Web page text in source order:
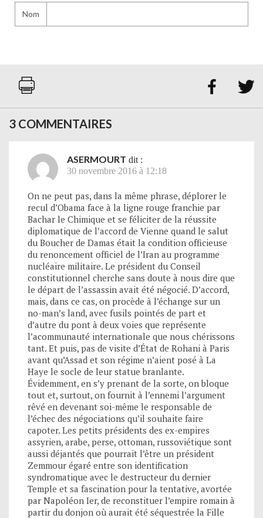
Nom
 
3 COMMENTAIRES
ASERMOURT dit :
30 novembre 2016 à 12:18
On ne peut pas, dans la même phrase, déplorer le
recul d’Obama face à la ligne rouge franchie par
Bachar le Chimique et se féliciter de la réussite
diplomatique de l’accord de Vienne quand le salut
du Boucher de Damas était la condition officieuse
du renoncement officiel de l’Iran au programme
nucléaire militaire. Le président du Conseil
constitutionnel cherche sans doute à nous dire que
le départ de l’assassin avait été négocié. D’accord,
mais, dans ce cas, on procède à l’échange sur un
no-man’s land, avec fusils pointés de part et
d’autre du pont à deux voies que représente
l’acommunauté internationale que nous chérissons
tant. Et puis, pas de visite d’État de Rohani à Paris
avant qu’Assad et son régime n’aient posé à La
Haye le socle de leur statue branlante.
Évidemment, en s’y prenant de la sorte, on bloque
tout et, surtout, on fournit à l’ennemi l’argument
rêvé en devenant soi-même le responsable de
l’échec des négociations qu’il souhaite faire
capoter. Les petits présidents des ex-empires
assyrien, arabe, perse, ottoman, russoviétique sont
aussi déjantés que pourrait l’être un président
Zemmour égaré entre son identification
syndromatique avec le destructeur du dernier
Temple et sa fascination pour la tentative, avortée
par Napoléon Ier, de reconstituer l’empire romain à
partir du donjon où aurait été séquestrée la Fille